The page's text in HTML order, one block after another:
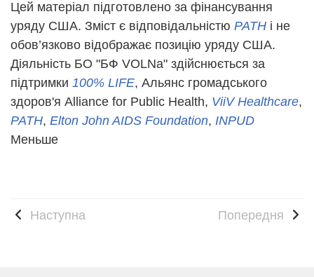
Цей матеріал підготовлено за фінансування
уряду США. Зміст є відповідальністю PATH і не
обов’язково відображає позицію уряду США.
Діяльність БО "БФ VOLNa" здійснюється за
підтримки 100% LIFE, Альянс громадського
здоров'я Alliance for Public Health, ViiV Healthcare,
PATH, Elton John AIDS Foundation, INPUD
Меньше
Наступна Попередня